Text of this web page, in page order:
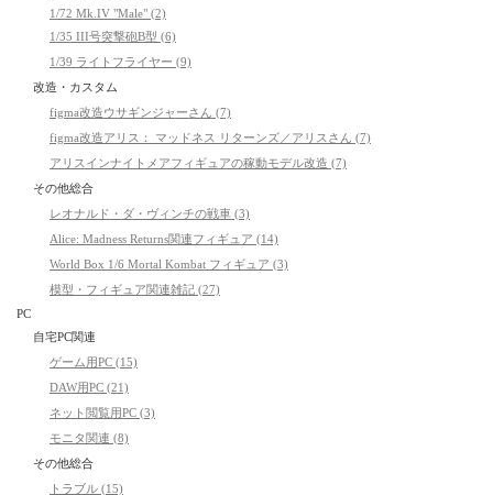
1/72 Mk.IV "Male" (2)
1/35 III号突撃砲B型 (6)
1/39 ライトフライヤー (9)
改造・カスタム
figma改造ウサギンジャーさん (7)
figma改造アリス： マッドネス リターンズ／アリスさん (7)
アリスインナイトメアフィギュアの稼動モデル改造 (7)
その他総合
レオナルド・ダ・ヴィンチの戦車 (3)
Alice: Madness Returns関連フィギュア (14)
World Box 1/6 Mortal Kombat フィギュア (3)
模型・フィギュア関連雑記 (27)
PC
自宅PC関連
ゲーム用PC (15)
DAW用PC (21)
ネット閲覧用PC (3)
モニタ関連 (8)
その他総合
トラブル (15)